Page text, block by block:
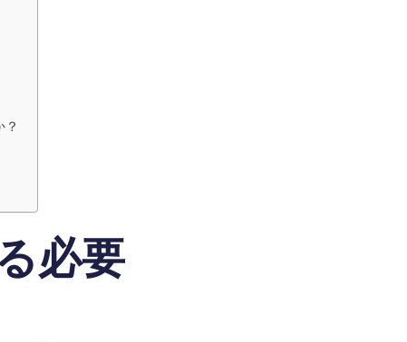
必要